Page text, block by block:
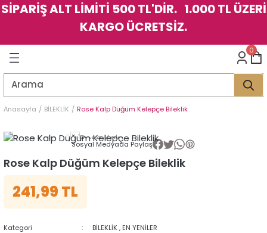
SİPARİŞ ALT LİMİTİ 500 TL'DİR. 1.000 TL ÜZERİ
KARGO ÜCRETSİZ.
Geri Dön
Geri Dön
Geri Dön
Geri Dön
Geri Dön
Geri Dön
0
Anasayfa BİLEKLİK Rose Kalp Düğüm Kelepçe Bileklik
Sosyal Medyada Paylaş
Rose Kalp Düğüm Kelepçe Bileklik
241,99 TL
Kategori BİLEKLİK , EN YENİLER
Geri Dön
Geri Dön
Geri Dön
Geri Dön
Geri Dön
Geri Dön